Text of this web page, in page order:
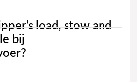
load, stow and
bij